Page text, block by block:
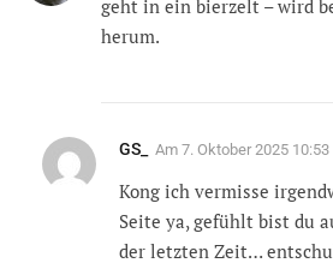
geht in ein bierzelt – wird
herum.
GS_ Am 7. Oktober 2025 10:53
Kong ich vermisse
Seite ya, gefühlt bist du
der letzten Zeit…